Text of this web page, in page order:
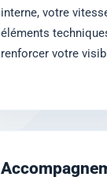
interne, votre
éléments
renforcer votre